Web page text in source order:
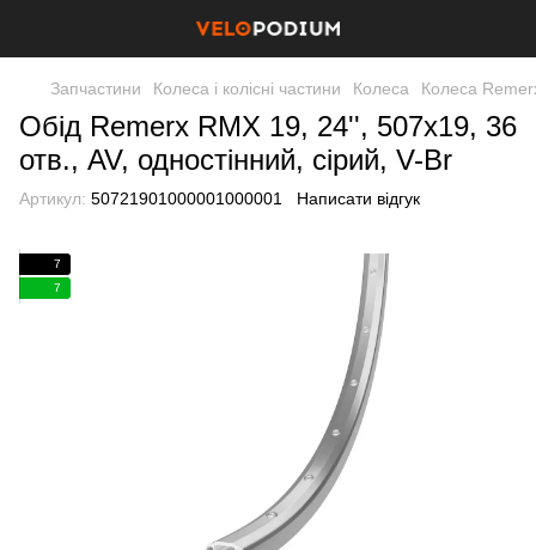
Запчастини Колеса і колісні частини Колеса Колеса
Обід Remerx RMX 19, 24'', 507x19, 36
отв., AV, одностінний, сірий, V-Br
Артикул: 50721901000001000001 Написати відгук
7
7